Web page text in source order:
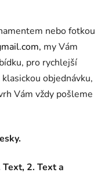
nebo fotkou
my Vám
pro rychlejší
objednávku,
Vám vždy pošleme
2. Text a